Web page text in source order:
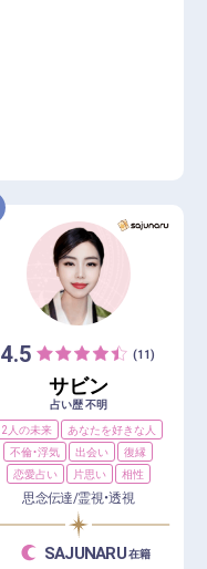
4.5 (11)
サビン
占い歴 不明
2人の未来
あなたを好きな人
不倫・浮気
出会い
復縁
恋愛占い
片思い 相性
思念伝達/霊視・透視
SAJUNARU在籍